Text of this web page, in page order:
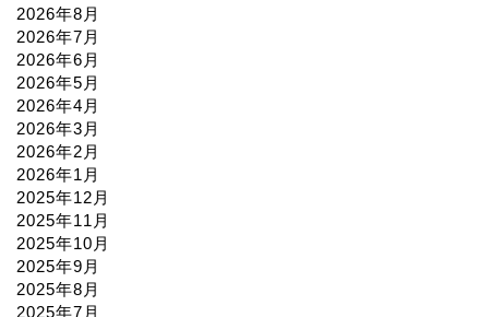
2026年8月
2026年7月
2026年6月
2026年5月
2026年4月
2026年3月
2026年2月
2026年1月
2025年12月
2025年11月
2025年10月
2025年9月
2025年8月
2025年7月